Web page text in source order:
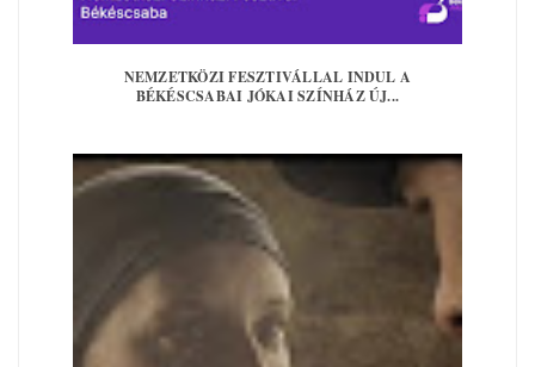
NEMZETKÖZI FESZTIVÁLLAL INDUL A
BÉKÉSCSABAI JÓKAI SZÍNHÁZ ÚJ...